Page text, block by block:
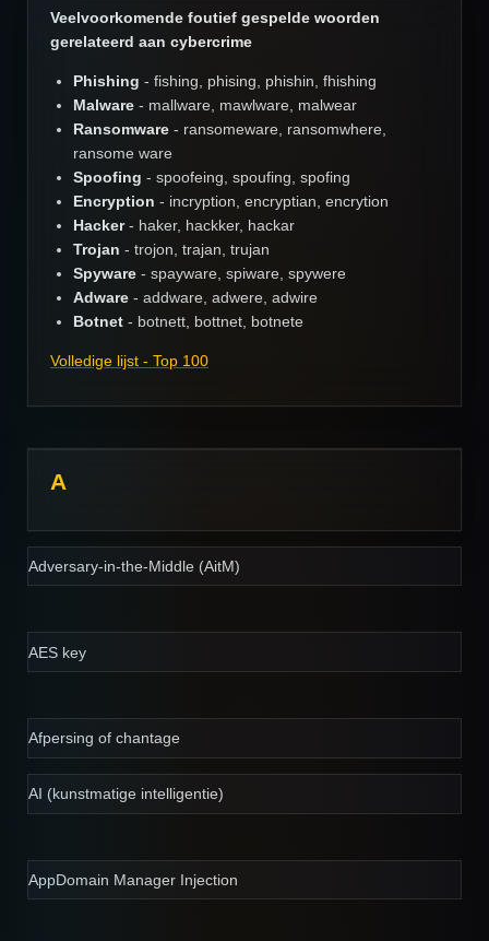
Veelvoorkomende foutief gespelde woorden
gerelateerd aan cybercrime
Phishing - fishing, phising, phishin, fhishing
Malware - mallware, mawlware, malwear
Ransomware - ransomeware, ransomwhere,
ransome ware
Spoofing - spoofeing, spoufing, spofing
Encryption - incryption, encryptian, encrytion
Hacker- haker, hackker, hackar
Trojan - trojon, trajan, trujan
Spyware - spayware, spiware, spywere
Adware - addware, adwere, adwire
Botnet - botnett, bottnet, botnete
Volledige lijst - Top 100
A
Adversary-in-the-Middle (AitM)
AES key
Afpersing of chantage
AI (kunstmatige intelligentie)
AppDomain Manager Injection